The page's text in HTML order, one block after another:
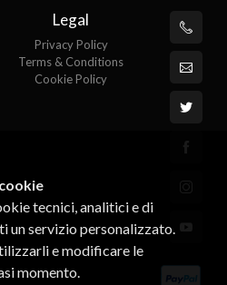
Legal
Privacy Policy
Terms & Conditions
Cookie Policy
tecnici, analitici e di
servizio personalizzato.
e modificare le
momento.